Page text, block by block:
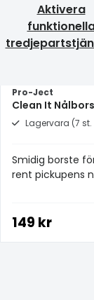
Aktivera
Pro-Ject
Clean It
Lagervara (7
Smidig borste
rent pickupens
149 kr